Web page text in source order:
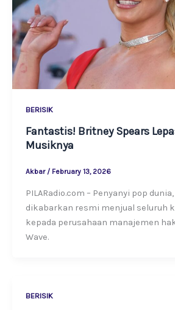
BERISIK
Fantastis! Britney Spears
Musiknya
Akbar / February 13, 2026
PILARadio.com – Penyanyi pop
dikabarkan resmi menjual seluruh
kepada perusahaan manajemen
Wave.
BERISIK